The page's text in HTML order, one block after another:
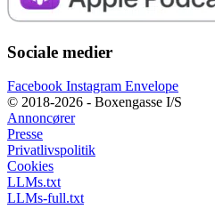
Sociale medier
Facebook Instagram Envelope
© 2018-2026 - Boxengasse I/S
Annoncører
Presse
Privatlivspolitik
Cookies
LLMs.txt
LLMs-full.txt